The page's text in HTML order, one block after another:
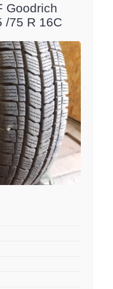
Goodrich
/75 R 16C